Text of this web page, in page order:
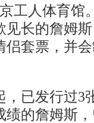
工人体育馆
见长的詹姆
侣套票，并
已发行过3
的詹姆斯